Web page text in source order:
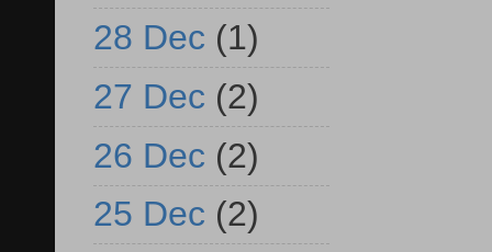
28 Dec (1)
27 Dec (2)
26 Dec (2)
25 Dec (2)